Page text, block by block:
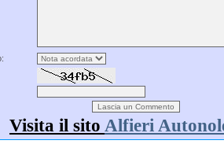
Visita il sito Alfieri